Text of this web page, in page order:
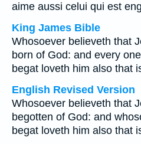
aime aussi celui qui est
King James Bible
Whosoever believeth that
born of God: and every
begat loveth him also that
English Revised Version
Whosoever believeth that
begotten of God: and
begat loveth him also that